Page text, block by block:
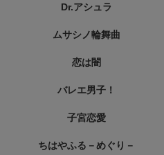
Dr.アシュラ
ムサシノ輪舞曲
恋は闇
バレエ男子！
子宮恋愛
ちはやふる－めぐり－